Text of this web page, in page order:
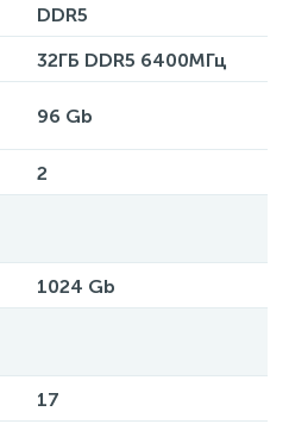
DDR5
32ГБ DDR5 6400МГц
96 Gb
2
1024 Gb
17